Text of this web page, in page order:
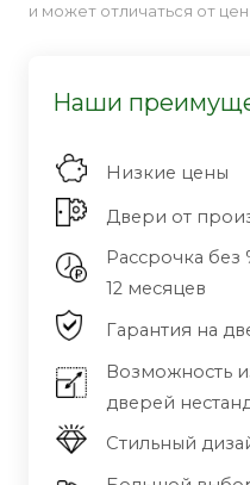
и может отличаться от
Наши
Низкие цены
Двери от
Рассрочка без
12 месяцев
Гарантия на
Возможность
дверей
Стильный